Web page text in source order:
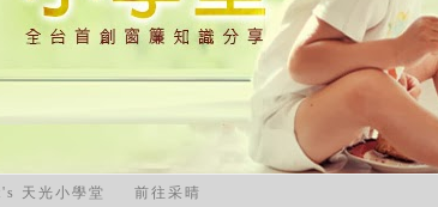
天光小學堂 前往采晴